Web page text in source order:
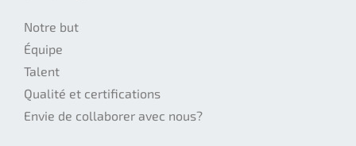
Notre but
Équipe
Talent
Qualité et certifications
Envie de collaborer avec nous?